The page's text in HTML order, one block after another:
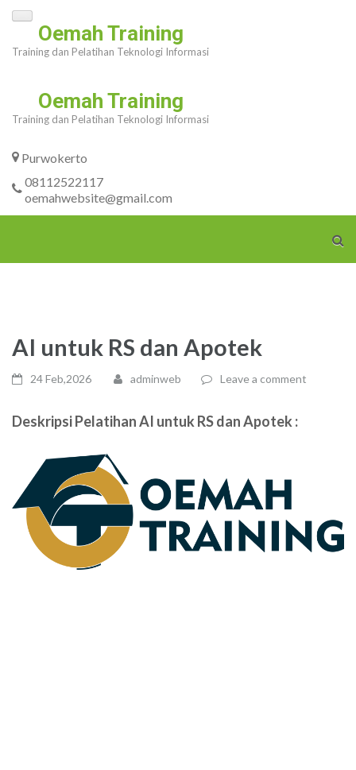
Skip
content
Enter)
Oemah Training
Training dan Pelatihan Teknologi Informasi
Oemah Training
Training dan Pelatihan Teknologi Informasi
Purwokerto
08112522117
oemahwebsite@gmail.com
AI untuk RS dan Apotek
24 Feb,2026 adminweb Leave a comment
Deskripsi PelatihanAI untuk RS dan Apotek :